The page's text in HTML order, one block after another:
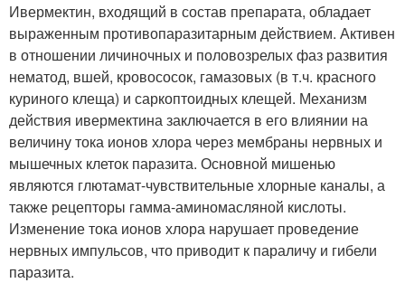
Ивермектин, входящий в состав препарата, обладает
выраженным противопаразитарным действием. Активен
в отношении личиночных и половозрелых фаз развития
нематод, вшей, кровососок, гамазовых (в т.ч. красного
куриного клеща) и саркоптоидных клещей. Механизм
действия ивермектина заключается в его влиянии на
величину тока ионов хлора через мембраны нервных и
мышечных клеток паразита. Основной мишенью
являются глютамат-чувствительные хлорные каналы, а
также рецепторы гамма-аминомасляной кислоты.
Изменение тока ионов хлора нарушает проведение
нервных импульсов, что приводит к параличу и гибели
паразита.